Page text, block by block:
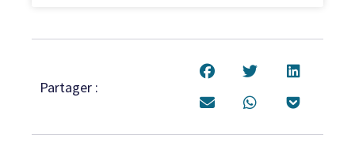
Partager :